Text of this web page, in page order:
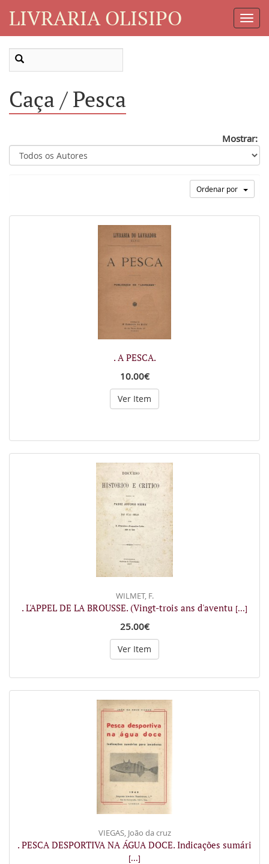
LIVRARIA OLISIPO
Caça / Pesca
Mostrar:
Ordenar por
. A PESCA.
10.00€
Ver Item
WILMET, F.
. L'APPEL DE LA BROUSSE. (Vingt-trois ans d'aventu [...]
25.00€
Ver Item
VIEGAS, João da cruz
. PESCA DESPORTIVA NA ÁGUA DOCE. Indicações sumári
[...]